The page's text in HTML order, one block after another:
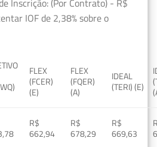
Inscrição: (Por Contrato) - R$
IOF de 2,38% sobre o
FLEX
(FCER)
(E)
FLEX
(FQER)
(A)
IDEAL
(TERI) (E)
R$
662,94
R$
678,29
R$
669,63